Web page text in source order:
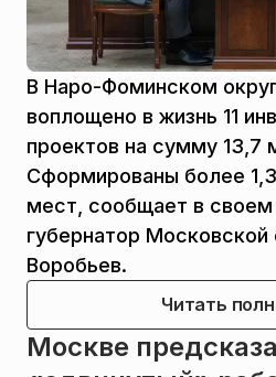
В Наро-Фоминском
воплощено в жизнь 11
проектов на сумму 13,7
Сформированы более
мест, сообщает в
губернатор
Воробьев.
Читать
Москве